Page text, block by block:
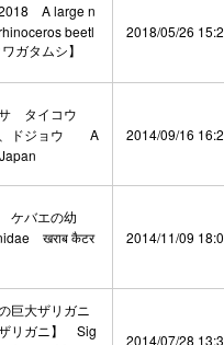
A large n
beetl
ガタムシ】
2018/05/26
タイコウ
、ドジョウ A
2014/09/16
ケバエの幼
खराब कैटर
2014/11/09
巨大ザリガニ
リガニ】 Sig
2014/07/28